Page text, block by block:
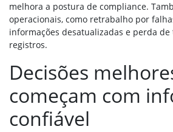
melhora a postura de compliance.
operacionais, como retrabalho por
informações desatualizadas e perda
registros.
Decisões
começam com
confiável